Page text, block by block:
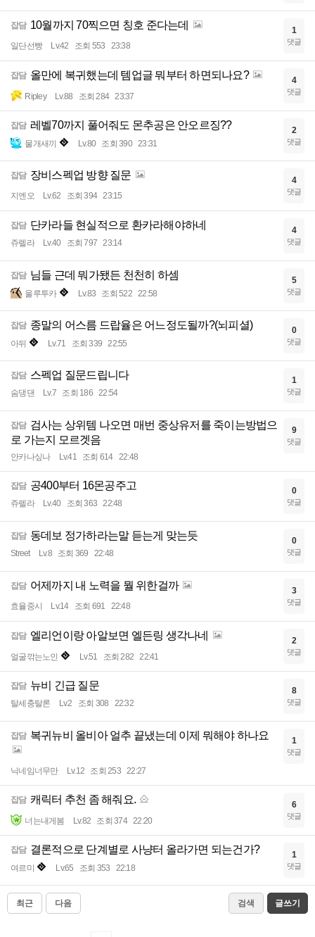
잡담 10월까지 70찍으면 칭호 준다는데
일단선빵 Lv.42 조회 553 23:38
1
댓글
잡담 올만에 복귀했는데 템업글 뭐부터 하면되나요?
Ripley Lv.88 조회 284 23:37
4
댓글
잡담 레벨70까지 풀어줘도 몬추공은 안오르징??
물개새끼 Lv.80 조회 390 23:31
2
댓글
잡담 장비스펙업 방향 질문
지엔오 Lv.62 조회 394 23:15
4
댓글
잡담 단카라들 현실적으로 환카라해야하네
쥬렐라 Lv.40 조회 797 23:14
4
댓글
잡담 님들 근데 뭐가됐든 천천히 하셈
울루투카 Lv.83 조회 522 22:58
5
댓글
잡담 종말의 어스름 드랍율은 어느정도될까?(뇌피셜)
아뒤 Lv.71 조회 339 22:55
0
댓글
잡담 스펙업 질문드립니다
숨댕댄 Lv.7 조회 186 22:54
1
댓글
잡담 검사는 상위템 나오면 매번 중상유저를 죽이는방법으
로 가는지 모르겟음
안카나싶나 Lv.41 조회 614 22:48
9
댓글
잡담 공400부터 16몬공주고
쥬렐라 Lv.40 조회 363 22:48
0
댓글
잡담 동데보 정가하라는말 듣는게 맞는듯
Street Lv.8 조회 369 22:48
0
댓글
잡담 어제까지 내 노력을 뭘 위한걸까
효율중시 Lv.14 조회 691 22:48
3
댓글
잡담 엘리언이랑 아알보면 엘든링 생각나네
얼굴깎는노인 Lv.51 조회 282 22:41
2
댓글
잡담 뉴비 긴급 질문
탈세충탈론 Lv.2 조회 308 22:32
8
댓글
잡담 복귀뉴비 올비아 얼추 끝냈는데 이제 뭐해야 하나요
닉네임너무만 Lv.12 조회 253 22:27
1
댓글
잡담 캐릭터 추천 좀 해줘요.
너는내게봄 Lv.82 조회 374 22:20
6
댓글
잡담 결론적으로 단계별로 사냥터 올라가면 되는건가?
여르미 Lv.65 조회 353 22:18
1
댓글
최근 다음 검색 글쓰기